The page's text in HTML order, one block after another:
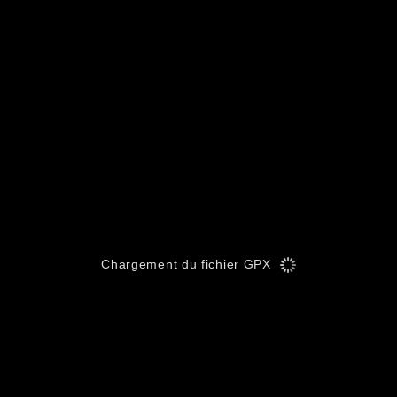
Chargement du fichier GPX